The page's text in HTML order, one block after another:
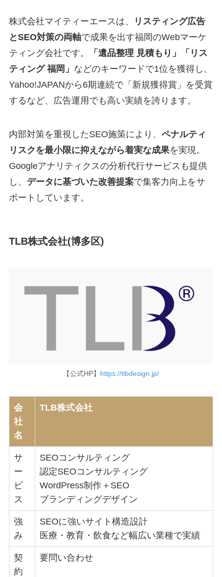
株式会社マイティーエースは、
リスティング広告
とSEO対策の両軸で成果を出す福岡のWebマーケ
ティング会社です。
「遺品整理 見積もり」「リス
ティング 福岡」 などのキーワードで1位を獲得し、
Yahoo!JAPANから6期連続で「新規獲得賞」を受賞
するなど、広告運用でも高い実績を誇ります。
内部対策を重視したSEO施策により、 ペナルティ
リスクを最小限に抑えながら着実な成果を実現。
Googleアナリティクスの分析代行サービスも提供
し、 データに基づいた改善提案で集客力向上をサ
ポートしています。
TLB株式会社(博多区)
【公式HP】 https://tlbdesign.jp/
会
社
名
TLB株式会社
サ
ー
ビ
ス
SEOコンサルティング
認定SEOコンサルティング
WordPress制作＋SEO
ブランディングデザイン
強
み
SEOに強いサイト構造設計
医療・教育・飲食など幅広い業種で実績
契
約
要問い合わせ